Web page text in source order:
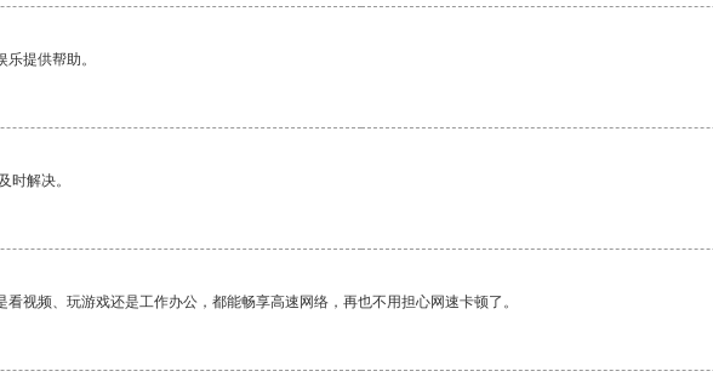
提供帮助。
时解决。
视频、玩游戏还是工作办公，都能畅享高速网络，再也不用担心网速卡顿了。